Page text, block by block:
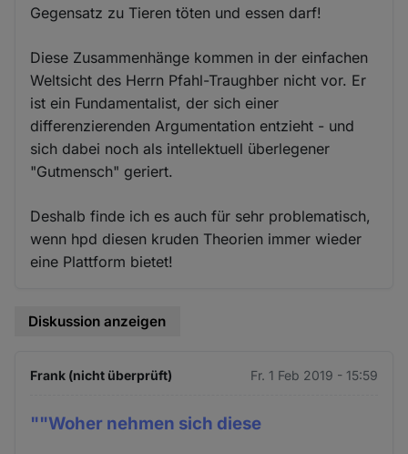
Gegensatz zu Tieren töten und essen darf!
Diese Zusammenhänge kommen in der einfachen
Weltsicht des Herrn Pfahl-Traughber nicht vor. Er
ist ein Fundamentalist, der sich einer
differenzierenden Argumentation entzieht - und
sich dabei noch als intellektuell überlegener
"Gutmensch" geriert.
Deshalb finde ich es auch für sehr problematisch,
wenn hpd diesen kruden Theorien immer wieder
eine Plattform bietet!
Diskussion anzeigen
Frank (nicht überprüft) Fr. 1 Feb 2019 - 15:59
""Woher nehmen sich diese